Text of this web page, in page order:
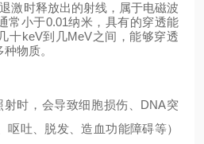
激时释放出的射线，属于电磁波
常小于0.01纳米，具有的穿透能
十keV到几MeV之间，能够穿透
物质。
射时，会导致细胞损伤、DNA突
吐、脱发、造血功能障碍等）